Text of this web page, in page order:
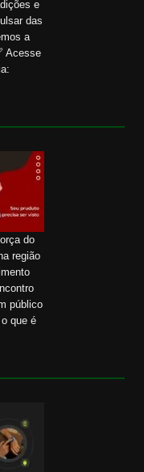
e
das
a
Acesse
do
região
público
que é